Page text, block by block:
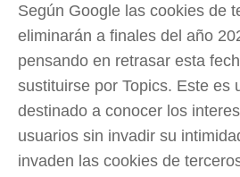
Según Google las cookies de
eliminarán a finales del año
pensando en retrasar esta
sustituirse por Topics. Este es
destinado a conocer los
usuarios sin invadir su
invaden las cookies de